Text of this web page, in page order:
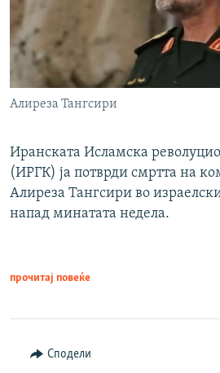
Алиреза Тангсири
Иранската Исламска
(ИРГК) ја потврди смртта на
Алиреза Тангсири во
напад минатата недела.
прочитај повеќе
Сподели